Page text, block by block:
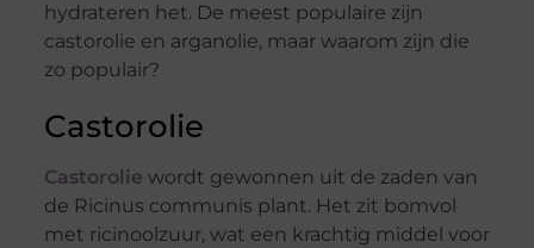
hydrateren het. De meest populaire zijn
castorolie en arganolie, maar waarom zijn die
zo populair?
Castorolie
Castorolie wordt gewonnen uit de zaden van
de Ricinus communis plant. Het zit bomvol
met ricinoolzuur, wat een krachtig middel voor